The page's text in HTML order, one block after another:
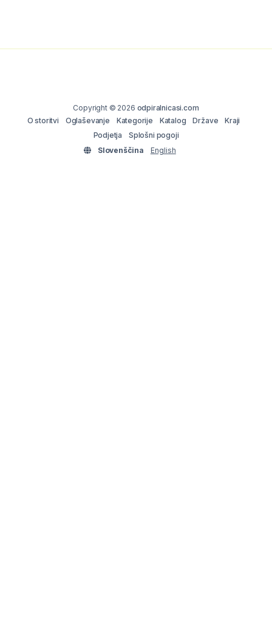
Copyright © 2026 odpiralnicasi.com
O storitvi
Oglaševanje Kategorije Katalog Države
Kraji
Podjetja
Splošni pogoji
Slovenščina
English